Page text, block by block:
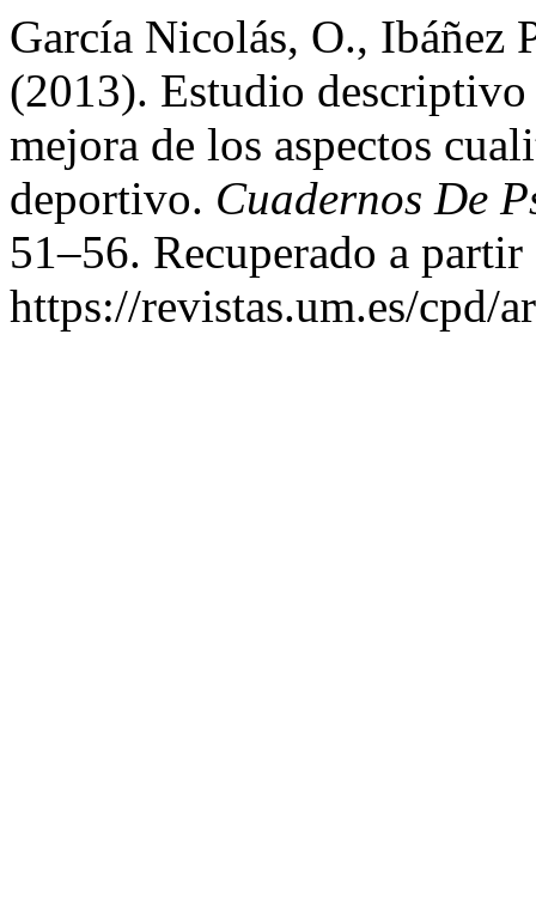
García Nicolás, O., Ibáñez
(2013). Estudio
mejora de los aspectos
deportivo. Cuadernos De
51–56. Recuperado a partir
https://revistas.um.es/cpd/